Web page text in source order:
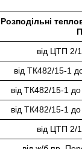
Розподільні
від ЦТП 2/
від ТК482/15-1
від ТК482/15-1
від ТК482/15-1
від ЦТП 2/